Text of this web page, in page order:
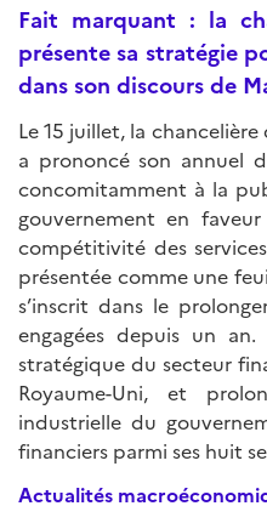
Fait marquant : la
présente sa stratégie
dans son discours de
Le 15 juillet, la chancelière
a prononcé son annuel
concomitamment à la
gouvernement en
compétitivité des
présentée comme une
s’inscrit dans le
engagées depuis un an.
stratégique du secteur
Royaume-Uni, et
industrielle du
financiers parmi ses huit
Actualités